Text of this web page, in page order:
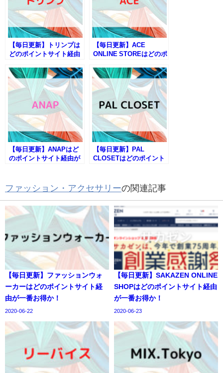
【毎日更新】トリンプは
どのポイントサイト経由
【毎日更新】ACE
ONLINE STOREはどのポ
お得か！
【毎日更新】ANAPはど
のポイントサイト経由が
【毎日更新】PAL
CLOSETはどのポイント
ファッション・アクセサリーの関連記事
【毎日更新】ファッションウォ
ーカーはどのポイントサイト経
由が一番お得か！
2020-06-22
【毎日更新】SAKAZEN ONLINE
SHOPはどのポイントサイト経由
が一番お得か！
2020-06-23